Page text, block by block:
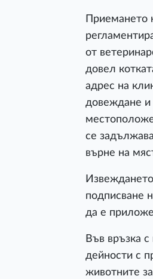
Приемането
от
довел
адрес на
довеждане и
се
върне на
подписване
да е
Във връзка
дейности с
животните